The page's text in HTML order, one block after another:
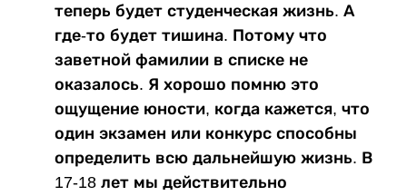
теперь будет студенческая жизнь. А
где-то будет тишина. Потому что
заветной фамилии в списке не
оказалось. Я хорошо помню это
ощущение юности, когда кажется, что
один экзамен или конкурс способны
определить всю дальнейшую жизнь. В
17-18 лет мы действительно